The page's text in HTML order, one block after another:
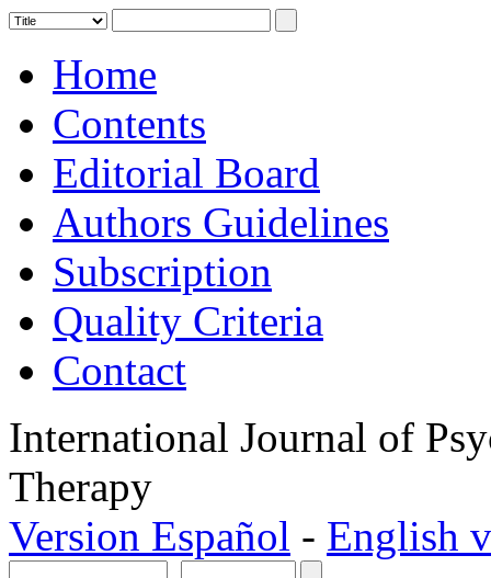
Home
Contents
Editorial Board
Authors Guidelines
Subscription
Quality Criteria
Contact
International Journal of
Therapy
Version Español - English